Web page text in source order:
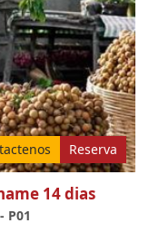
Reserva
14 dias
P01